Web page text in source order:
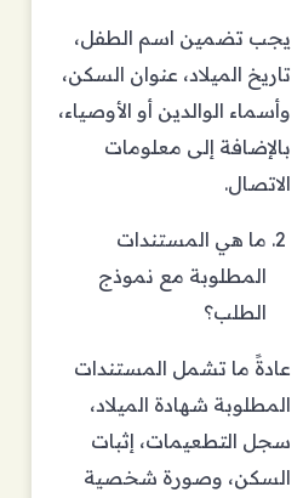
يجب تضمين اسم الطفل،
تاريخ الميلاد، عنوان السكن،
وأسماء الوالدين أو الأوصياء،
بالإضافة إلى معلومات
الاتصال.
ما هي المستندات
المطلوبة مع نموذج
الطلب؟
عادةً ما تشمل المستندات
المطلوبة شهادة الميلاد،
سجل التطعيمات، إثبات
السكن، وصورة شخصية